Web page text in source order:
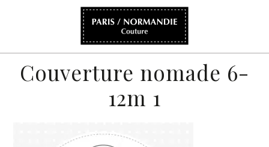
Couverture nomade 6-
12m 1